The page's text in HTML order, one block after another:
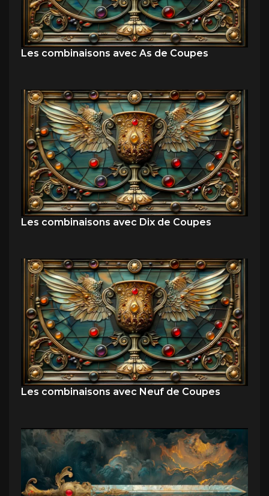
Les combinaisons avec As de Coupes
Les combinaisons avec Dix de Coupes
Les combinaisons avec Neuf de Coupes